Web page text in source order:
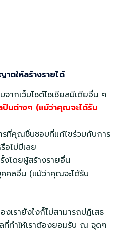
ตให้สร้างรายได้
ากเว็บไซต์โซเชียลมีเดียอื่น ๆ
นต่างๆ (แม้ว่าคุณจะได้รับ
รที่คุณชื่นชอบที่แก้ไขร่วมกับการ
อไม่มีเลย
งโดยผู้สร้างรายอื่น
คคลอื่น (แม้ว่าคุณจะได้รับ
เรายังไงก็ไม่สามารถปฏิเสธ
ทำให้เราต้องยอมรับ ณ จุดๆ